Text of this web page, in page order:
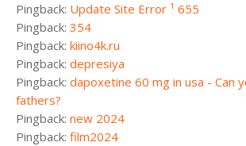
Pingback: Update Site Error ¹ 655
Pingback: 354
Pingback: kiino4k.ru
Pingback: depresiya
Pingback: dapoxetine 60 mg in usa - Can
fathers?
Pingback: new 2024
Pingback: film2024